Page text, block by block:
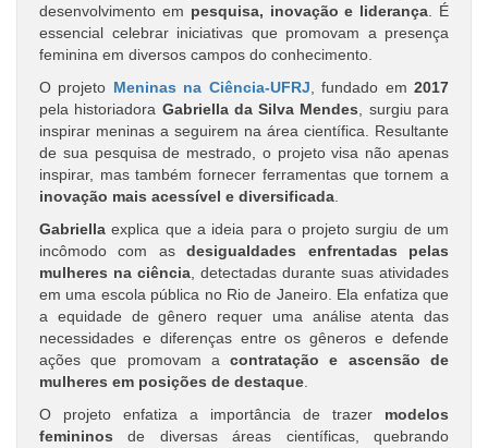
desenvolvimento em pesquisa, inovação e liderança . É
essencial celebrar iniciativas que promovam a presença
feminina em diversos campos do conhecimento.
O projeto Meninas na Ciência-UFRJ , fundado em2017
pela historiadora Gabriella da Silva Mendes , surgiu para
inspirar meninas a seguirem na área científica. Resultante
de sua pesquisa de mestrado, o projeto visa não apenas
inspirar, mas também fornecer ferramentas que tornem a
inovação mais acessível e diversificada
Gabriella explica que a ideia para o projeto surgiu de um
incômodo com asdesigualdades enfrentadas pelas
mulheres na ciência , detectadas durante suas atividades
em uma escola pública no Rio de Janeiro. Ela enfatiza que
a equidade de gênero requer uma análise atenta das
necessidades e diferenças entre os gêneros e defende
ações que promovam acontratação e ascensão de
mulheres em posições de destaque
O projeto enfatiza a importância de trazer modelos
femininos de diversas áreas científicas, quebrando